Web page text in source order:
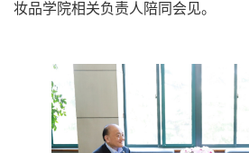
妆品学院相关负责人陪同会见。